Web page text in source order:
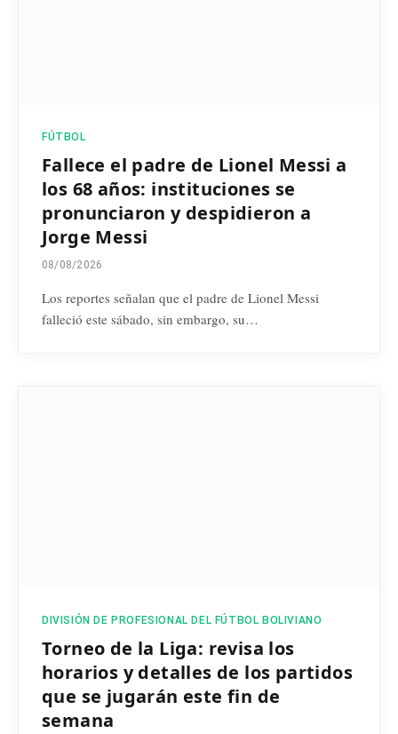
FÚTBOL
Fallece el padre de Lionel Messi a
los 68 años: instituciones se
pronunciaron y despidieron a
Jorge Messi
08/08/2026
Los reportes señalan que el padre de Lionel Messi
falleció este sábado, sin embargo, su…
DIVISIÓN DE PROFESIONAL DEL FÚTBOL BOLIVIANO
Torneo de la Liga: revisa los
horarios y detalles de los partidos
que se jugarán este fin de
semana